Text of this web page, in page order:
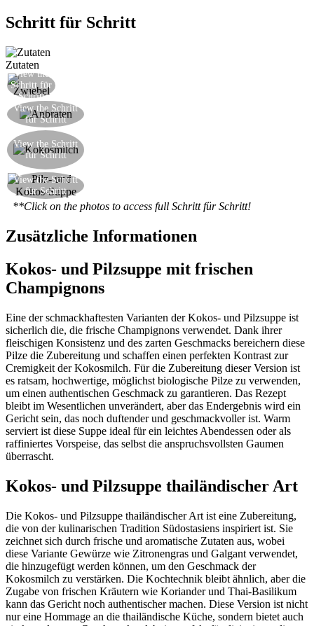
Schritt für Schritt
Zutaten
View the
Schritt für
Schritt
View the Schritt
für Schritt
View the Schritt
für Schritt
View the Schritt
für Schritt
**Click on the photos to access full Schritt für Schritt!
Zusätzliche Informationen
Kokos- und Pilzsuppe mit frischen
Champignons
Eine der schmackhaftesten Varianten der Kokos- und Pilzsuppe ist
sicherlich die, die frische Champignons verwendet. Dank ihrer
fleischigen Konsistenz und des zarten Geschmacks bereichern diese
Pilze die Zubereitung und schaffen einen perfekten Kontrast zur
Cremigkeit der Kokosmilch. Für die Zubereitung dieser Version ist
es ratsam, hochwertige, möglichst biologische Pilze zu verwenden,
um einen authentischen Geschmack zu garantieren. Das Rezept
bleibt im Wesentlichen unverändert, aber das Endergebnis wird ein
Gericht sein, das noch duftender und geschmackvoller ist. Warm
serviert ist diese Suppe ideal für ein leichtes Abendessen oder als
raffiniertes Vorspeise, das selbst die anspruchsvollsten Gaumen
überrascht.
Kokos- und Pilzsuppe thailändischer Art
Die Kokos- und Pilzsuppe thailändischer Art ist eine Zubereitung,
die von der kulinarischen Tradition Südostasiens inspiriert ist. Sie
zeichnet sich durch frische und aromatische Zutaten aus, wobei
diese Variante Gewürze wie Zitronengras und Galgant verwendet,
die hinzugefügt werden können, um den Geschmack der
Kokosmilch zu verstärken. Die Kochtechnik bleibt ähnlich, aber die
Zugabe von frischen Kräutern wie Koriander und Thai-Basilikum
kann das Gericht noch authentischer machen. Diese Version ist nicht
nur eine Hommage an die thailändische Küche, sondern bietet auch